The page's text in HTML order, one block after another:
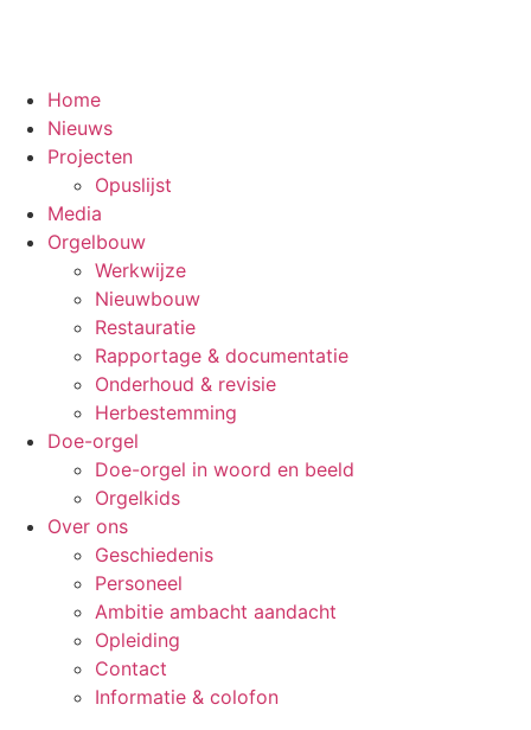
Home
Nieuws
Projecten
Opuslijst
Media
Orgelbouw
Werkwijze
Nieuwbouw
Restauratie
Rapportage & documentatie
Onderhoud & revisie
Herbestemming
Doe-orgel
Doe-orgel in woord en beeld
Orgelkids
Over ons
Geschiedenis
Personeel
Ambitie ambacht aandacht
Opleiding
Contact
Informatie & colofon